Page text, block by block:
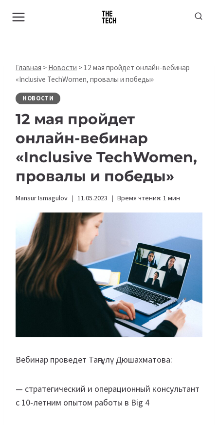
Главная > Новости > 12 мая пройдет онлайн-вебинар
«Inclusive TechWomen, провалы и победы»
НОВОСТИ
12 мая пройдет
онлайн-вебинар
«Inclusive TechWomen,
провалы и победы»
Mansur Ismagulov 11.05.2023 Время чтения: 1 мин
Вебинар проведет Таңгүлү Дюшахматова:
— стратегический и операционный консультант
с 10-летним опытом работы в Big 4